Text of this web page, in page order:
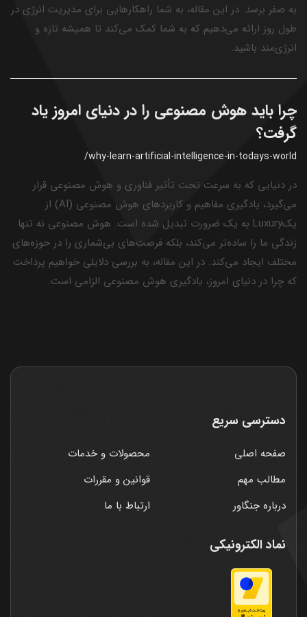
به صفر برسد. در این مقاله، به شما راهکارهایی برای مدیریت انرژی در
طول روز ارائه می‌دهیم که به شما کمک می‌کند تا همیشه تازه و
انرژی‌مند باشید.
چرا باید هوش مصنوعی را در دنیای امروز یاد
گرفت؟
/why-learn-artificial-intelligence-in-todays-world
در دنیایی که به سرعت تحت تأثیر فناوری و هوش مصنوعی قرار
می‌گیرد، یادگیری مفاهیم و کاربردهای هوش مصنوعی (AI) از
یکLuxury به یک ضرورت تبدیل شده است. هوش مصنوعی نه تنها
زندگی ما را ساده‌تر می‌کند، بلکه فرصت‌های بی‌شماری را در حوزه‌های
مختلف ایجاد می‌کند. در این مقاله، به بررسی دلایلی خواهیم پرداخت
که چرا در دنیای امروز، یادگیری هوش مصنوعی الزامی است.
دسترسی سریع
صفحه اصلی
محصولات و خدمات
مطالب مهم
قوانین و مقررات
درباره جنگاور
ارتباط با ما
نماد الکترونیکی